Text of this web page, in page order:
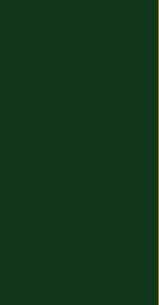
www.facebook.com/
www.tiktok.com/
zu https://www.instagram.com/
Link zu https://www.pinterest.de/